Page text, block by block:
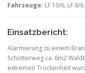
Fahrzeuge: LF 10/6, LF 8/6
Einsatzbericht:
Alarmierung zu einem
Schotterweg ca. 6m2
extremen Trockenheit